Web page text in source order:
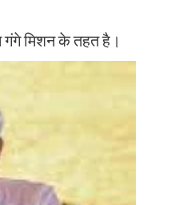
गंगे मिशन के तहत है।